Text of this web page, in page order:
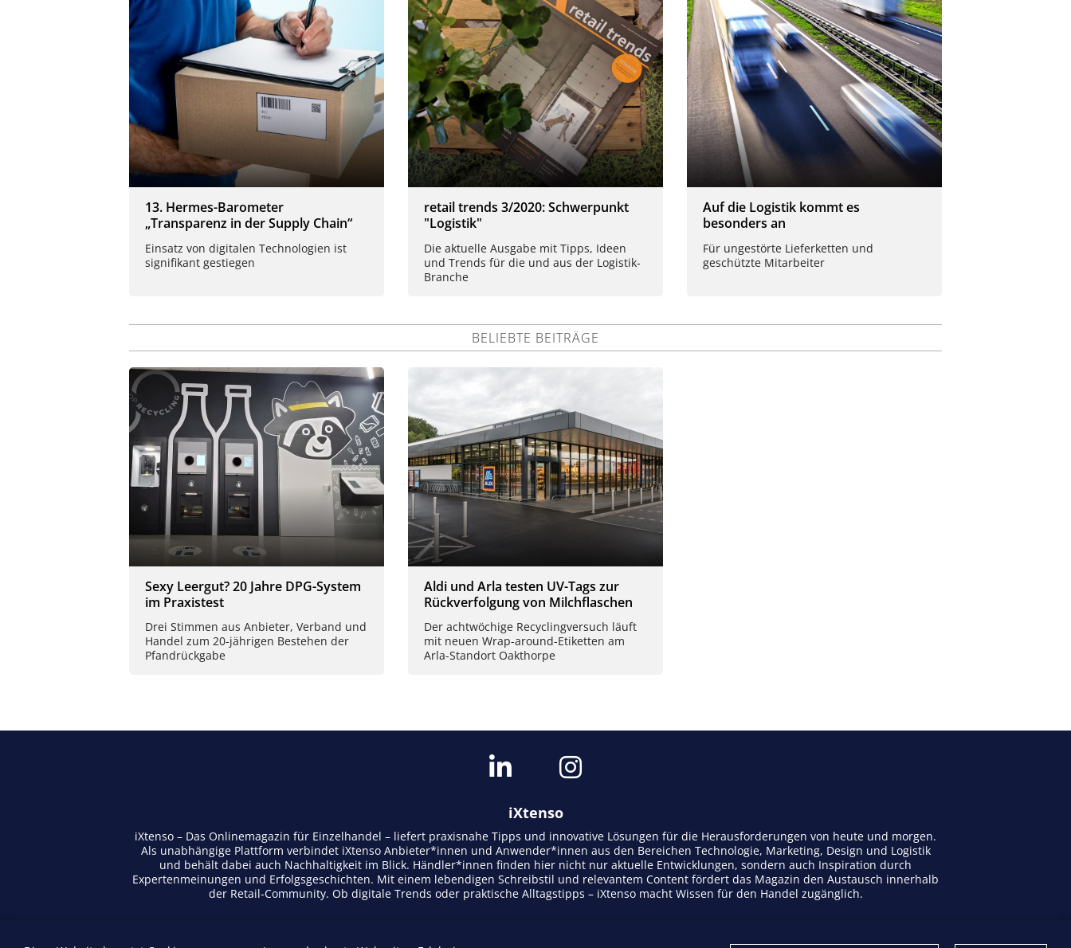
13. Hermes-Barometer
„Transparenz in der Supply Chain“
Einsatz von digitalen Technologien ist
signifikant gestiegen
retail trends 3/2020: Schwerpunkt
"Logistik"
Die aktuelle Ausgabe mit Tipps, Ideen
und Trends für die und aus der Logistik-
Branche
Auf die Logistik kommt es
besonders an
Für ungestörte Lieferketten und
geschützte Mitarbeiter
BELIEBTE BEITRÄGE
Sexy Leergut? 20 Jahre DPG-System
im Praxistest
Drei Stimmen aus Anbieter, Verband und
Handel zum 20-jährigen Bestehen der
Pfandrückgabe
Aldi und Arla testen UV-Tags zur
Rückverfolgung von Milchflaschen
Der achtwöchige Recyclingversuch läuft
mit neuen Wrap-around-Etiketten am
Arla-Standort Oakthorpe
iXtenso
iXtenso – Das Onlinemagazin für Einzelhandel – liefert praxisnahe Tipps und innovative Lösungen für die Herausforderungen von heute und morgen.
Als unabhängige Plattform verbindet iXtenso Anbieter*innen und Anwender*innen aus den Bereichen Technologie, Marketing, Design und Logistik
und behält dabei auch Nachhaltigkeit im Blick. Händler*innen finden hier nicht nur aktuelle Entwicklungen, sondern auch Inspiration durch
Expertenmeinungen und Erfolgsgeschichten. Mit einem lebendigen Schreibstil und relevantem Content fördert das Magazin den Austausch innerhalb
der Retail-Community. Ob digitale Trends oder praktische Alltagstipps – iXtenso macht Wissen für den Handel zugänglich.